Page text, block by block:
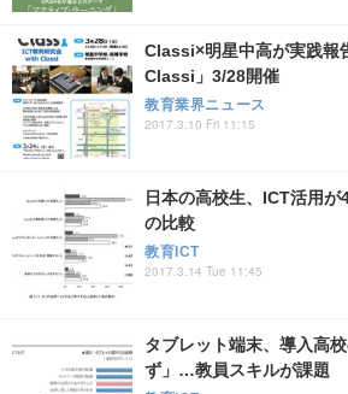
Classi×明星中高が実践報
Classi」3/28開催
教育業界ニュース
2017.3.10 Fri 11:15
日本の高校生、ICT活用
の比較
教育ICT
2017.3.14 Tue 11:45
タブレット端末、導入高
ず」…教員スキルが課題